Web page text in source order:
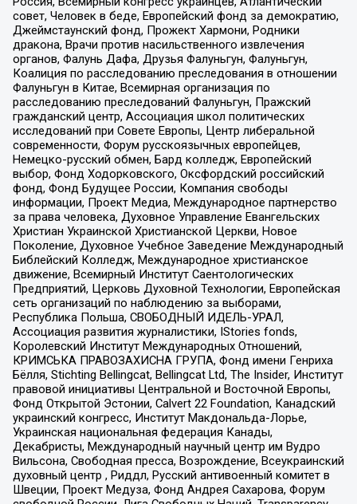
совет, Человек в беде, Европейский фонд за демократию,
Джеймстаунский фонд, Прожект Хармони, Родники
дракона, Врачи против насильственного извлечения
органов, Фалунь Дафа, Друзья Фалуньгун, Фалуньгун,
Коалиция по расследованию преследования в отношении
Фалуньгун в Китае, Всемирная организация по
расследованию преследований Фалуньгун, Пражский
гражданский центр, Ассоциация школ политических
исследований при Совете Европы, Центр либеральной
современности, Форум русскоязычных европейцев,
Немецко-русский обмен, Бард колледж, Европейский
выбор, Фонд Ходорковского, Оксфордский российский
фонд, Фонд Будущее России, Компания свободы
информации, Проект Медиа, Международное партнерство
за права человека, Духовное Управление Евангельских
Христиан Украинской Христианской Церкви, Новое
Поколение, Духовное Учебное Заведение Международный
Библейский Колледж, Международное христианское
движение, Всемирный Институт Саентологических
Предприятий, Церковь Духовной Технологии, Европейская
сеть организаций по наблюдению за выборами,
Республика Польша, СВОБОДНЫЙ ИДЕЛЬ-УРАЛ,
Ассоциация развития журналистики, IStories fonds,
Королевский Институт Международных Отношений,
КРИМСЬКА ПРАВОЗАХИСНА ГРУПА, Фонд имени Генриха
Бёлля, Stichting Bellingcat, Bellingcat Ltd, The Insider, Институт
правовой инициативы Центральной и Восточной Европы,
Фонд Открытой Эстонии, Calvert 22 Foundation, Канадский
украинский конгресс, Институт Макдональда-Лорье,
Украинская национальная федерация Канады,
Декабристы, Международный научный центр им Вудро
Вильсона, Свободная пресса, Возрождение, Всеукраинский
духовный центр , Риддл, Русский антивоенный комитет в
Швеции, Проект Медуза, Фонд Андрея Сахарова, Форум